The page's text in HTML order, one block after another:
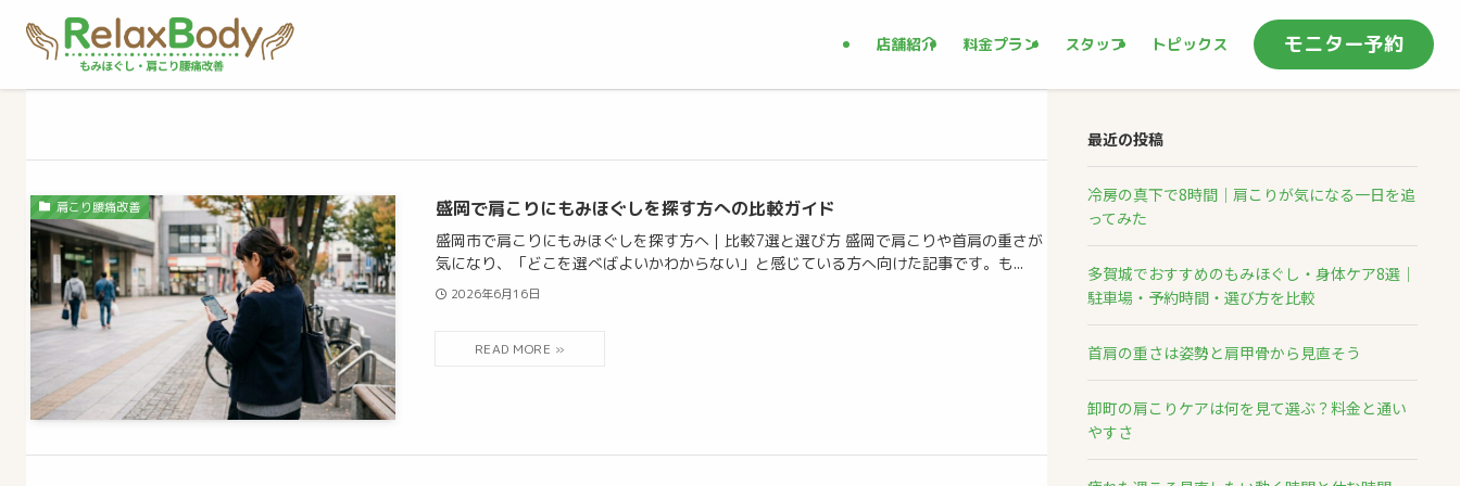
店舗紹介 料金プラン スタッフ トピックス モニター予約
肩こり腰痛改善 盛岡で肩こりにもみほぐしを探す方への比較ガイド
盛岡市で肩こりにもみほぐしを探す方へ｜比較7選と選び方 盛岡で肩こりや首肩の重さが
気になり、「どこを選べばよいかわからない」と感じている方へ向けた記事です。も...
2026年6月16日
最近の投稿
冷房の真下で8時間｜肩こりが気になる一日を追
ってみた
多賀城でおすすめのもみほぐし・身体ケア8選｜
駐車場・予約時間・選び方を比較
首肩の重さは姿勢と肩甲骨から見直そう
卸町の肩こりケアは何を見て選ぶ？料金と通い
やすさ